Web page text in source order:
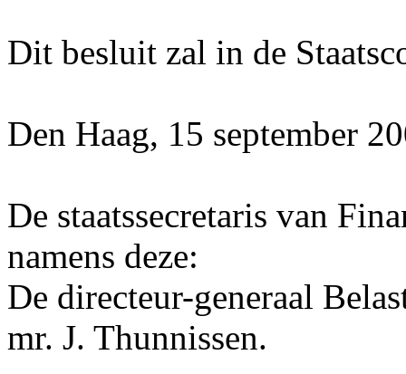
Dit besluit zal in de
Den Haag, 15 september
De staatssecretaris van
namens deze:
De directeur-generaal
mr. J. Thunnissen.